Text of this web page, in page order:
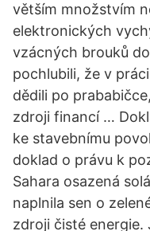
větším množstvím
elektronických
vzácných brouků
pochlubili, že v
dědili po
zdroji financí …
ke stavebnímu
doklad o právu k
Sahara osazená
naplnila sen o
zdroji čisté energie.